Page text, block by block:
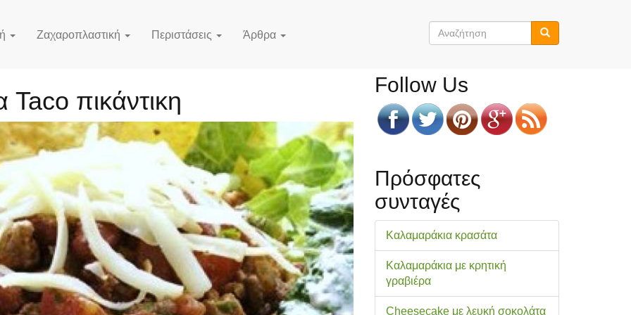
Ζαχαροπλαστική Περιστάσεις Άρθρα
Φόρμα
Taco πικάντικη
Follow Us
Πρόσφατες
συνταγές
Καλαμαράκια κρασάτα
Καλαμαράκια με κρητική
γραβιέρα
Cheesecake με λευκή σοκολάτα